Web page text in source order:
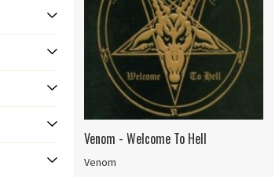
Venom - Welcome To Hell
Venom